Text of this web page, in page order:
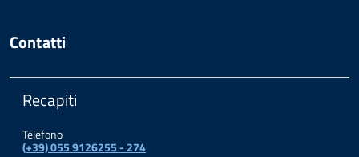
Contatti
Recapiti
Telefono
(+39) 055 9126255 - 274